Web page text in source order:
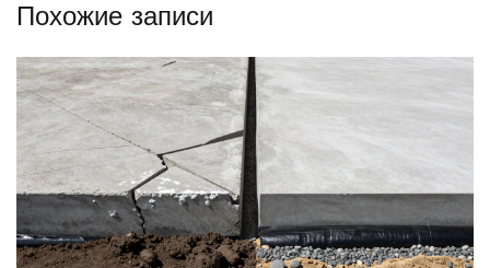
Похожие записи